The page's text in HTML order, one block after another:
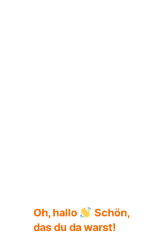
Oh, hallo
Schön,
das du da warst!